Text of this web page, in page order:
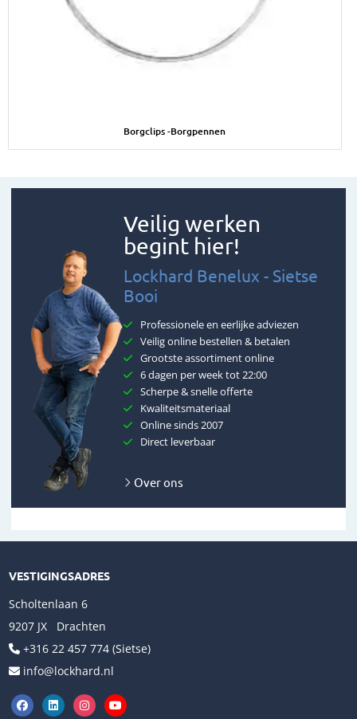
Borgclips -Borgpennen
Veilig werken
begint hier!
Lockhard Benelux - Sietse
Booi
Professionele en eerlijke adviezen
Veilig online bestellen & betalen
Grootste assortiment online
6 dagen per week tot 22:00
Scherpe & snelle offerte
Kwaliteitsmateriaal
Online sinds 2007
Direct leverbaar
Over ons
VESTIGINGSADRES
Scholtenlaan 6
9207 JX Drachten
+316 22 457 774 (Sietse)
info@lockhard.nl